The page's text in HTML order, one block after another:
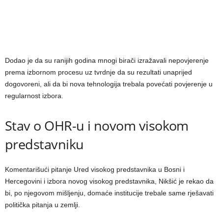
Dodao je da su ranijih godina mnogi birači izražavali nepovjerenje
prema izbornom procesu uz tvrdnje da su rezultati unaprijed
dogovoreni, ali da bi nova tehnologija trebala povećati povjerenje u
regularnost izbora.
Stav o OHR-u i novom visokom
predstavniku
Komentarišući pitanje Ured visokog predstavnika u Bosni i
Hercegovini i izbora novog visokog predstavnika, Nikšić je rekao da
bi, po njegovom mišljenju, domaće institucije trebale same rješavati
politička pitanja u zemlji.